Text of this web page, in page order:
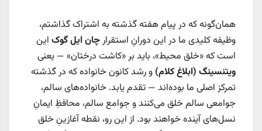
همان‌گونه که در پیام هفته گذشته به اشتراک گذاشتم،
وظیفه کلیدی ما در این دورانِ استقرارچان ایل گوک این
است که «خلق محیط»، باید بر «کاشت درختان» — یعنی
ویتنسینگ (ابلاغ کلام) و رشد کانون خانواده که در گذشته
تمرکز اصلی ما بوده‌اند — تقدم یابد. خانواده‌های سالم،
جوامعی سالم خلق می‌کنند و جوامع سالم، محافظِ ایمانِ
نسل‌های آینده خواهند بود. از این رو، نقطه آغازینِ خلق